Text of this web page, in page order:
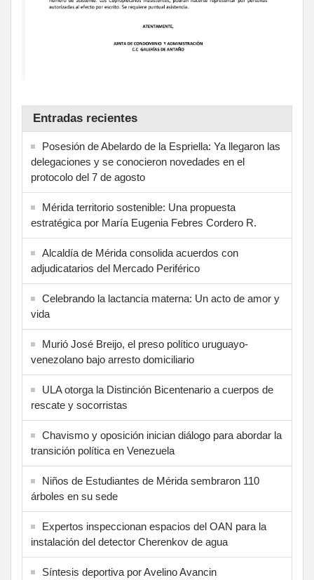
Entradas recientes
Posesión de Abelardo de la Espriella: Ya llegaron las
delegaciones y se conocieron novedades en el
protocolo del 7 de agosto
Mérida territorio sostenible: Una propuesta
estratégica por María Eugenia Febres Cordero R.
Alcaldía de Mérida consolida acuerdos con
adjudicatarios del Mercado Periférico
Celebrando la lactancia materna: Un acto de amor y
vida
Murió José Breijo, el preso político uruguayo-
venezolano bajo arresto domiciliario
ULA otorga la Distinción Bicentenario a cuerpos de
rescate y socorristas
Chavismo y oposición inician diálogo para abordar la
transición política en Venezuela
Niños de Estudiantes de Mérida sembraron 110
árboles en su sede
Expertos inspeccionan espacios del OAN para la
instalación del detector Cherenkov de agua
Síntesis deportiva por Avelino Avancin